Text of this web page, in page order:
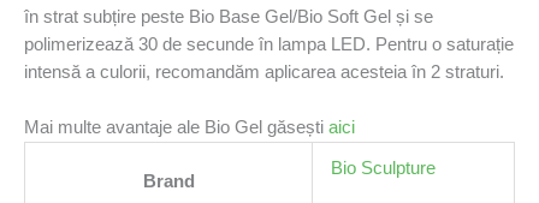
în strat subțire peste Bio Base Gel/Bio Soft Gel și se
polimerizează 30 de secunde în lampa LED. Pentru o saturație
intensă a culorii, recomandăm aplicarea acesteia în 2 straturi.
Mai multe avantaje ale Bio Gel găsești aici
Brand
Bio Sculpture